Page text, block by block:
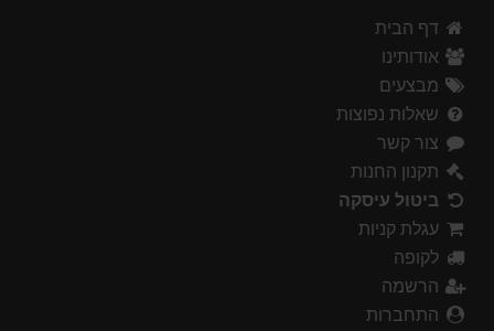
דף הבית
אודותינו
מבצעים
שאלות נפוצות
צור קשר
תקנון החנות
ביטול עיסקה
עגלת קניות
לקופה
הרשמה
התחברות